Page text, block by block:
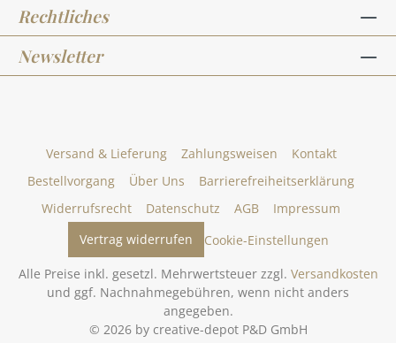
Rechtliches
Newsletter
Versand & Lieferung Zahlungsweisen
Kontakt
Bestellvorgang
Über Uns
Barrierefreiheitserklärung
Widerrufsrecht
Datenschutz AGB
Impressum
Vertrag widerrufen
Cookie-Einstellungen
Alle Preise inkl. gesetzl. Mehrwertsteuer zzgl. Versandkosten
und ggf. Nachnahmegebühren, wenn nicht anders
angegeben.
© 2026 by creative-depot P&D GmbH